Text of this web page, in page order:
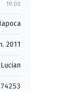
19:00
2011
Lucian